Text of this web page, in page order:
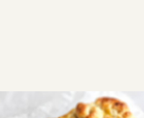
ΑΛΜΥΡΑ ΠΙΤΕΣ